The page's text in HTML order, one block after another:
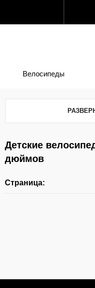
Велосипеды
Детские
дюймов
Страница: